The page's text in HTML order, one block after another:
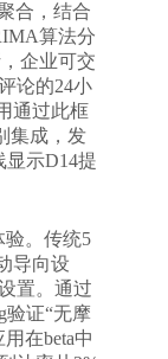
合，结合
算法分
企业可交
论的24小
通过此框
集成，发
显示D14提
验。传统5
导向设
置。通过
验证“无摩
在beta中